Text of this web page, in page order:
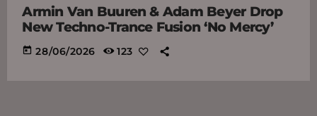
Armin Van Buuren & Adam Beyer Drop
New Techno-Trance Fusion ‘No Mercy’
today 28/06/2026 123